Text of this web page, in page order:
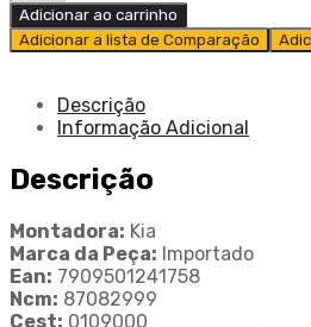
Adicionar ao carrinho
Adicionar a lista de Comparação
Descrição
Informação Adicional
Descrição
Montadora: Kia
Marca da Peça: Importado
Ean: 7909501241758
Ncm: 87082999
Cest: 0109000